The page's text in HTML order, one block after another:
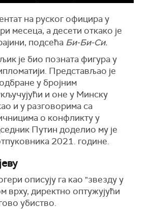
на руског официра у
месеца, а десети откако је
подсећа Би-Би-Си.
је био позната фигура у
Представљао је
у бројним
и оне у Минску
и у разговорима са
о конфликту у
Путин доделио му је
2021. године.
описују га као "звезду у
врху, директно оптужујући
убиство.